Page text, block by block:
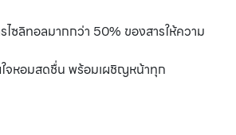
ซลิทอลมากกว่า 50% ของสารให้ความ
ใจหอมสดชื่น พร้อมเผชิญหน้าทุก